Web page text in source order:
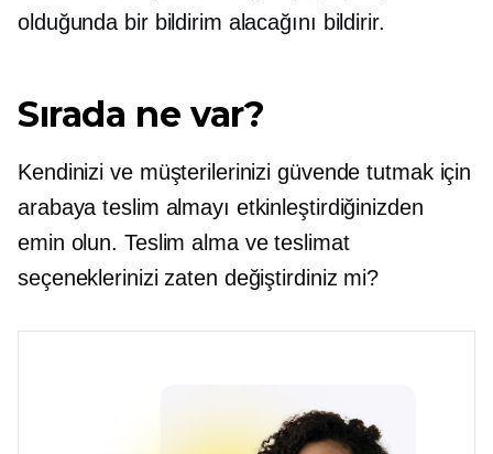
olduğunda bir bildirim alacağını bildirir.
Sırada ne var?
Kendinizi ve müşterilerinizi güvende tutmak için
arabaya teslim almayı etkinleştirdiğinizden
emin olun. Teslim alma ve teslimat
seçeneklerinizi zaten değiştirdiniz mi?